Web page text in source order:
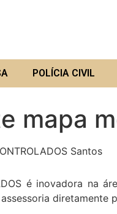
POLÍCIA CIVIL
mapa
Santos
é inovadora
diretamente